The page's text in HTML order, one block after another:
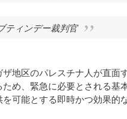
ティンデー裁判官
地区のパレスチナ人が直面
め、緊急に必要とされる基
可能とする即時かつ効果的